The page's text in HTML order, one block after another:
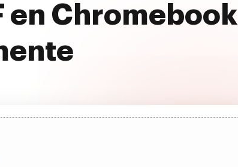
en Chromebook